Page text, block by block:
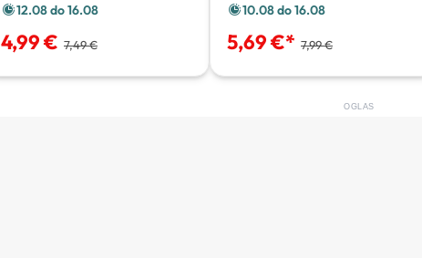
12.08 do 16.08
4,99 € 7,49 €
10.08 do 16.08
5,69 €* 7,99 €
OGLAS